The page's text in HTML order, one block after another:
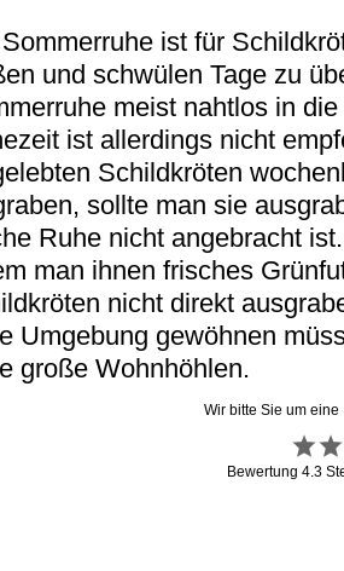
ist für
und schwülen Tage zu
meist nahtlos in
ist allerdings nicht
Schildkröten
sollte man sie
Ruhe nicht angebracht
man ihnen frisches
nicht direkt
Umgebung gewöhnen
große Wohnhöhlen.
Wir bitte Sie um
Bewertung4.3